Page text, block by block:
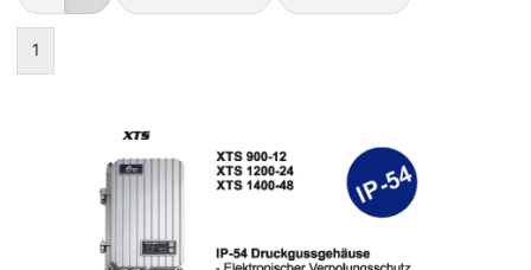
1